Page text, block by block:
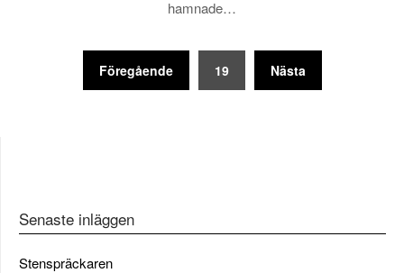
hamnade…
SidnumreringFöregående 19 Nästa
Senaste inläggen
Stenspräckaren